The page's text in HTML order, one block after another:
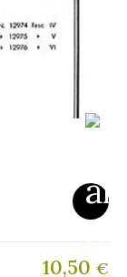
10,50 €